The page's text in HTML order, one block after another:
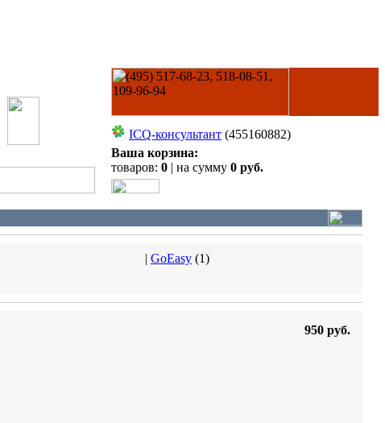
ICQ-консультант (455160882)
Ваша корзина:
товаров: 0 | на сумму 0 руб.
| GoEasy (1)
950 руб.